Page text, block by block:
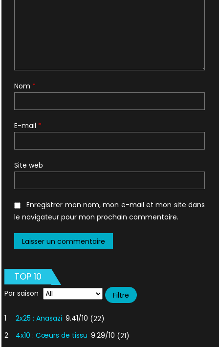
Nom *
E-mail *
Site web
Enregistrer mon nom, mon e-mail et mon site dans
le navigateur pour mon prochain commentaire.
TOP 10
Par saison
1 2x25 : Anasazi 9.41/10 (22)
2
4x10 : Cœurs de tissu 9.29/10 (21)